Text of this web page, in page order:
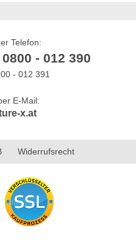
Telefon:
- 012 390
- 012 391
E-Mail:
x.at
Widerrufsrecht